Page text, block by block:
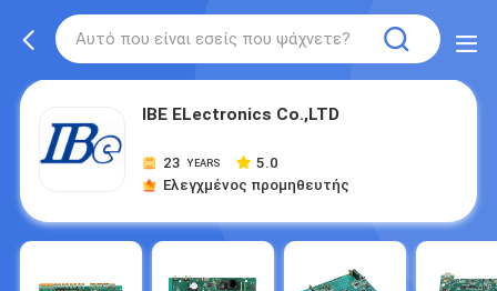
IBE ELectronics Co.,LTD
23 YEARS
5.0
Ελεγχμένος προμηθευτής